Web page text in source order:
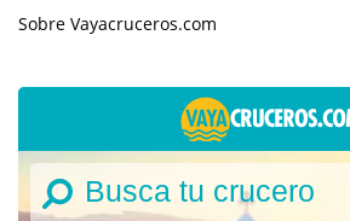
Sobre Vayacruceros.com
Busca tu crucero